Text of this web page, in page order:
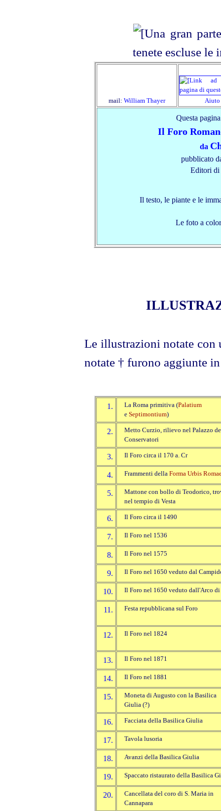
mail: William Thayer Aiuto
Questa
Il Foro
da
pubblicato
Editori di
Il testo, le piante e le
Le foto a
Le illustrazioni notate con
notate † furono aggiunte
1. La Roma primitiva (Palatium
e Septimontium)
2.
Metto Curzio, rilievo nel Palazzo
Conservatori
3. Il Foro circa il 170 a. Cr
4. Frammenti della Forma Urbis
5.
Mattone con bollo di Teodorico,
nel tempio di Vesta
6. Il Foro circa il 1490
7. Il Foro nel 1536
8. Il Foro nel 1575
9. Il Foro nel 1650 veduto dal
10. Il Foro nel 1650 veduto dall'Arco
11. Festa repubblicana sul Foro
12. Il Foro nel 1824
13. Il Foro nel 1871
14. Il Foro nel 1881
15.
Moneta di Augusto con la Basilica
Giulia (?)
16. Facciata della Basilica Giulia
17. Tavola lusoria
18. Avanzi della Basilica Giulia
19. Spaccato ristaurato della Basilica
20.
Cancellata del coro di S. Maria in
Cannapara